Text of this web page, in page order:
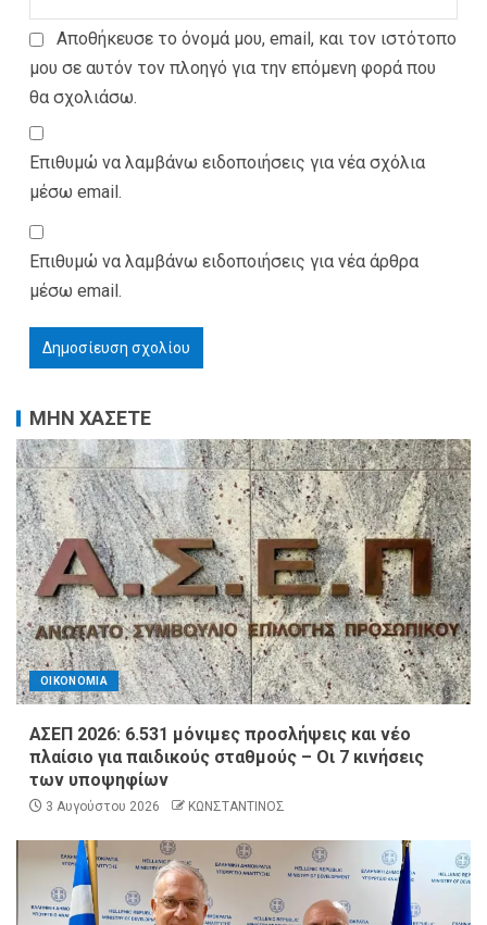
Αποθήκευσε το όνομά μου, email, και τον ιστότοπο
μου σε αυτόν τον πλοηγό για την επόμενη φορά που
θα σχολιάσω.
Επιθυμώ να λαμβάνω ειδοποιήσεις για νέα σχόλια
μέσω email.
Επιθυμώ να λαμβάνω ειδοποιήσεις για νέα άρθρα
μέσω email.
ΜΗΝ ΧΑΣΕΤΕ
ΟΙΚΟΝΟΜΙΑ
ΑΣΕΠ 2026: 6.531 μόνιμες προσλήψεις και νέο
πλαίσιο για παιδικούς σταθμούς – Οι 7 κινήσεις
των υποψηφίων
3 Αυγούστου 2026 ΚΩΝΣΤΑΝΤΙΝΟΣ